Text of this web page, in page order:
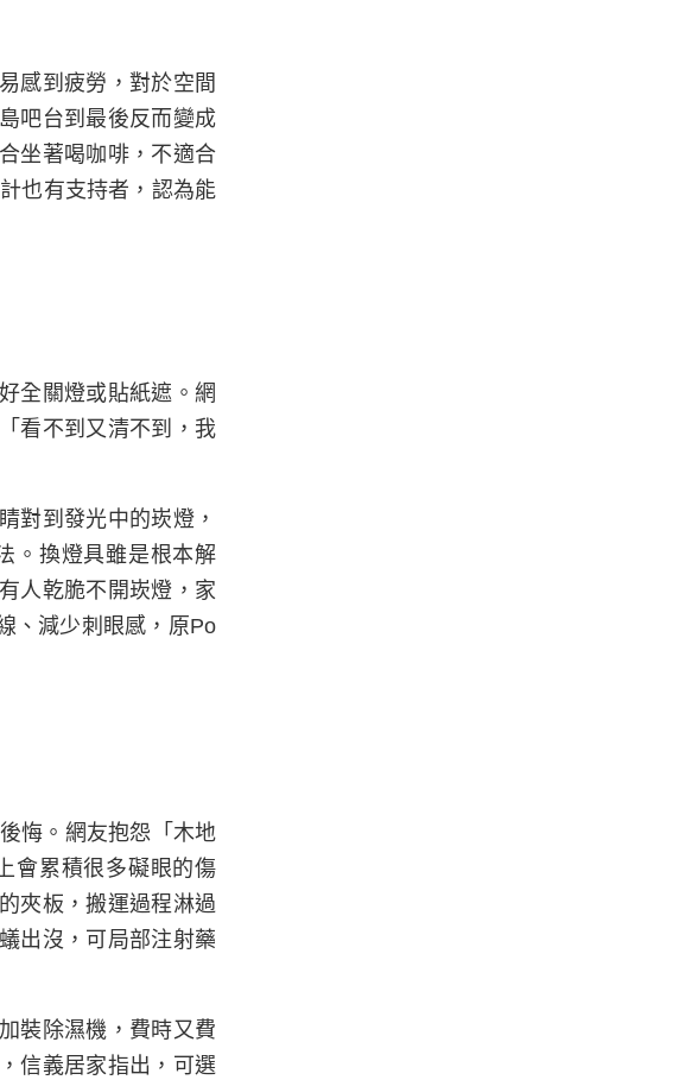
感到疲勞，對於空間
吧台到最後反而變成
坐著喝咖啡，不適合
也有支持者，認為能
全關燈或貼紙遮。網
看不到又清不到，我
對到發光中的崁燈，
。換燈具雖是根本解
人乾脆不開崁燈，家
、減少刺眼感，原Po
悔。網友抱怨「木地
會累積很多礙眼的傷
夾板，搬運過程淋過
出沒，可局部注射藥
裝除濕機，費時又費
信義居家指出，可選